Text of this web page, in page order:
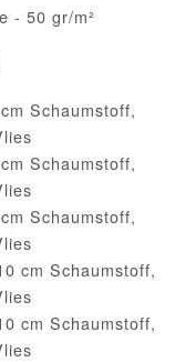
- 50 gr/m²
Schaumstoff,
Schaumstoff,
Schaumstoff,
cm Schaumstoff,
cm Schaumstoff,